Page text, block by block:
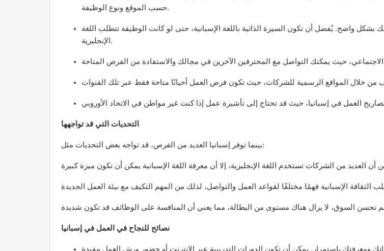
حسب الموقع ونوع الوظيفة.
بشكل واضح. يُفضل أن تكون السيرة الذاتية باللغة الإسبانية، حتى لو كانت الوظيفة تتطلب اللغة
الإنجليزية.
التحديات التي قد تواجهها
بينما توفر إسبانيا العديد من الفرص، قد تواجه بعض التحديات مثل:
نصائح للنجاح في العمل في إسبانيا